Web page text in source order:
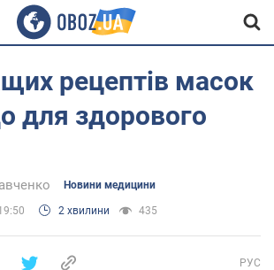
рецептів масок
для здорового
Новини медицини
2 хвилини 435
РУС